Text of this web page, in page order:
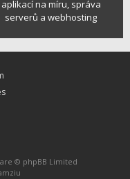
aplikací na míru, správa
serverů a webhosting
© phpBB Limited